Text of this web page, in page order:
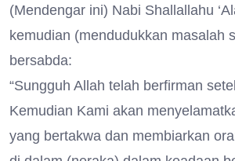
(Mendengar ini) Nabi Shallallahu
kemudian (mendudukkan masalah
bersabda:
“Sungguh Allah telah berfirman
Kemudian Kami akan
yang bertakwa dan membiarkan